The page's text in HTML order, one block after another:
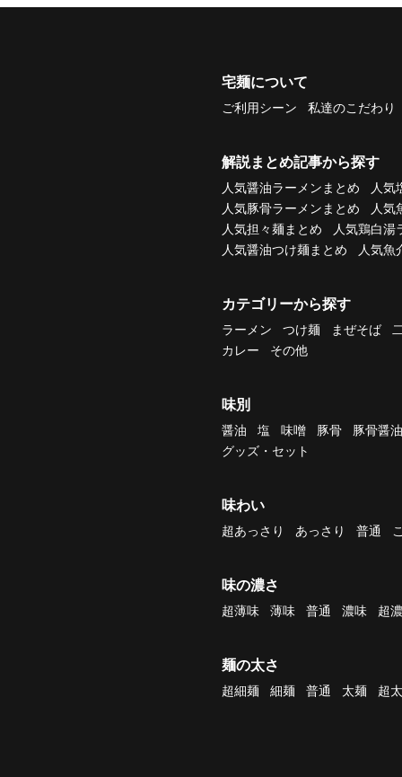
宅麺について
ご利用シーン 私達のこだわり
解説まとめ記事から探す
人気醤油ラーメンまとめ
人気
人気豚骨ラーメンまとめ
人気
人気担々麺まとめ
人気鶏白湯
人気醤油つけ麺まとめ
人気魚
カテゴリーから探す
ラーメン つけ麺 まぜそば
カレー
その他
味別
醤油 塩 味噌 豚骨
豚骨醤油
グッズ・セット
味わい
超あっさり あっさり 普通
味の濃さ
超薄味 薄味 普通 濃味 超
麺の太さ
超細麺 細麺 普通 太麺 超